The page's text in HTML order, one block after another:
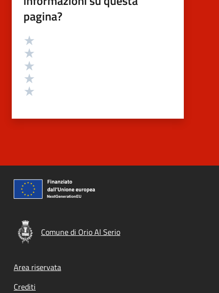
pagina?
Valutazione
Comune di Orio Al Serio
Footer menu
Area riservata
Crediti